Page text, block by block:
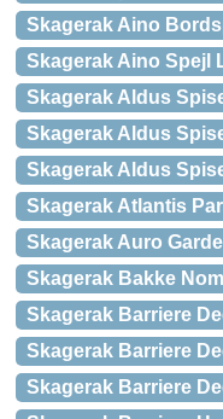
Skagerak Aino
Skagerak Aino Spejl
Skagerak Aldus
Skagerak Aldus
Skagerak Aldus
Skagerak Atlantis
Skagerak Auro
Skagerak Bakke
Skagerak Barriere
Skagerak Barriere
Skagerak Barriere